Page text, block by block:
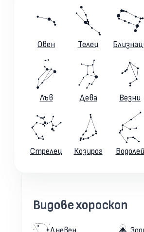
Овен Телец
Лъв Дева Везни
Стрелец Козирог Водолей
Видове хороскоп